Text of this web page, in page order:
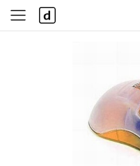
사
이
다
나
와